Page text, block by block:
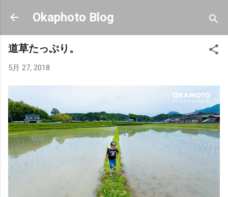
スキップしてメイン コンテンツに移動
Okaphoto Blog
道草たっぷり。
5月 27, 2018